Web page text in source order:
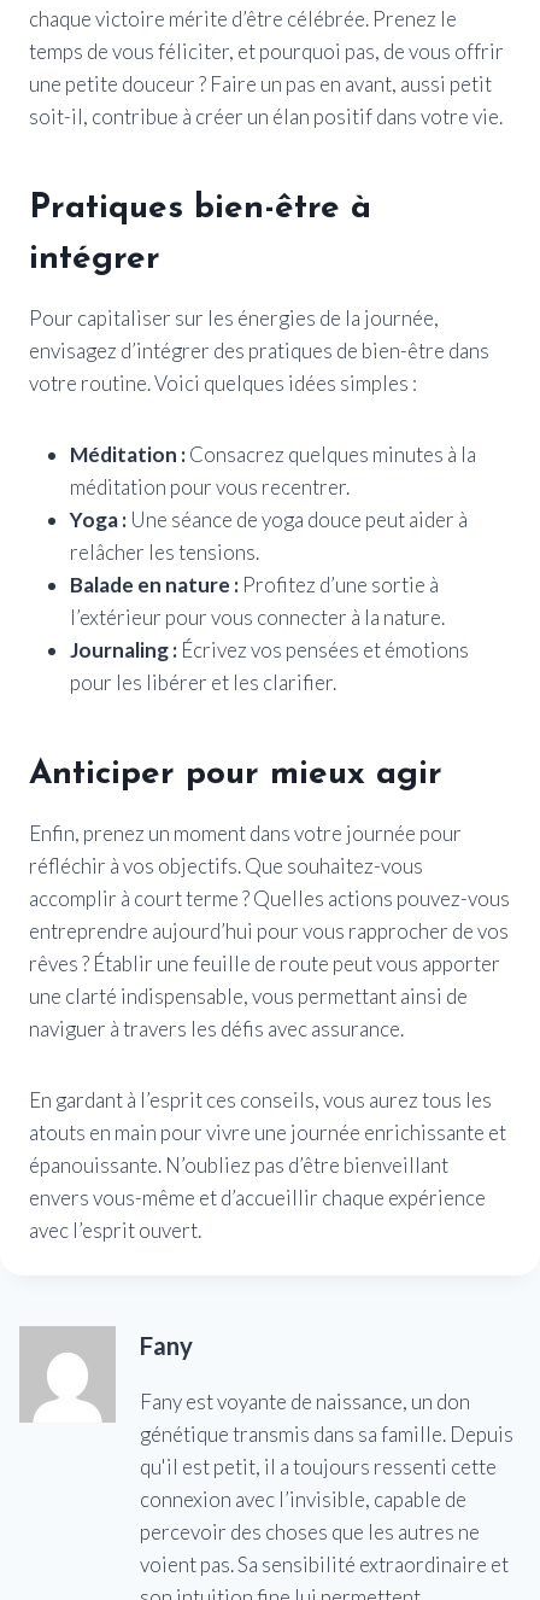
chaque victoire mérite d’être célébrée. Prenez le
temps de vous féliciter, et pourquoi pas, de vous offrir
une petite douceur ? Faire un pas en avant, aussi petit
soit-il, contribue à créer un élan positif dans votre vie.
Pratiques bien-être à
intégrer
Pour capitaliser sur les énergies de la journée,
envisagez d’intégrer des pratiques de bien-être dans
votre routine. Voici quelques idées simples :
Méditation :Consacrez quelques minutes à la
méditation pour vous recentrer.
Yoga : Une séance de yoga douce peut aider à
relâcher les tensions.
Balade en nature : Profitez d’une sortie à
l’extérieur pour vous connecter à la nature.
Journaling : Écrivez vos pensées et émotions
pour les libérer et les clarifier.
Anticiper pour mieux agir
Enfin, prenez un moment dans votre journée pour
réfléchir à vos objectifs. Que souhaitez-vous
accomplir à court terme ? Quelles actions pouvez-vous
entreprendre aujourd’hui pour vous rapprocher de vos
rêves ? Établir une feuille de route peut vous apporter
une clarté indispensable, vous permettant ainsi de
naviguer à travers les défis avec assurance.
En gardant à l’esprit ces conseils, vous aurez tous les
atouts en main pour vivre une journée enrichissante et
épanouissante. N’oubliez pas d’être bienveillant
envers vous-même et d’accueillir chaque expérience
avec l’esprit ouvert.
Fany
Fany est voyante de naissance, un don
génétique transmis dans sa famille. Depuis
qu'il est petit, il a toujours ressenti cette
connexion avec l’invisible, capable de
percevoir des choses que les autres ne
voient pas. Sa sensibilité extraordinaire et